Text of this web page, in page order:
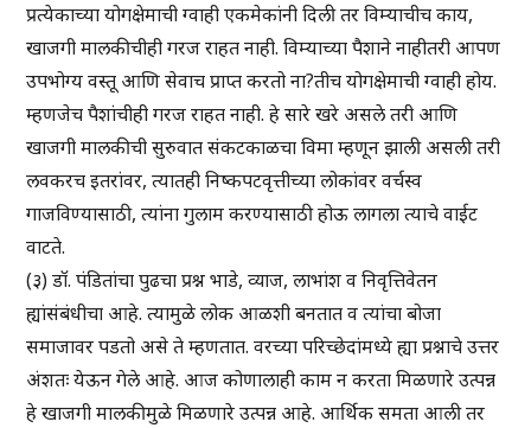
प्रत्येकाच्या योगक्षेमाची ग्वाही एकमेकांनी दिली तर विम्याचीच काय,
खाजगी मालकीचीही गरज राहत नाही. विम्याच्या पैशाने नाहीतरी आपण
उपभोग्य वस्तू आणि सेवाच प्राप्त करतो ना?तीच योगक्षेमाची ग्वाही होय.
म्हणजेच पैशांचीही गरज राहत नाही. हे सारे खरे असले तरी आणि
खाजगी मालकीची सुरुवात संकटकाळचा विमा म्हणून झाली असली तरी
लवकरच इतरांवर, त्यातही निष्कपटवृत्तीच्या लोकांवर वर्चस्व
गाजविण्यासाठी, त्यांना गुलाम करण्यासाठी होऊ लागला त्याचे वाईट
वाटते.
(३) डॉ. पंडितांचा पुढचा प्रश्न भाडे, व्याज, लाभांश व निवृत्तिवेतन
ह्यांसंबंधीचा आहे. त्यामुळे लोक आळशी बनतात व त्यांचा बोजा
समाजावर पडतो असे ते म्हणतात. वरच्या परिच्छेदांमध्ये ह्या प्रश्नाचे उत्तर
अंशतः येऊन गेले आहे. आज कोणालाही काम न करता मिळणारे उत्पन्न
हे खाजगी मालकीमुळे मिळणारे उत्पन्न आहे. आर्थिक समता आली तर